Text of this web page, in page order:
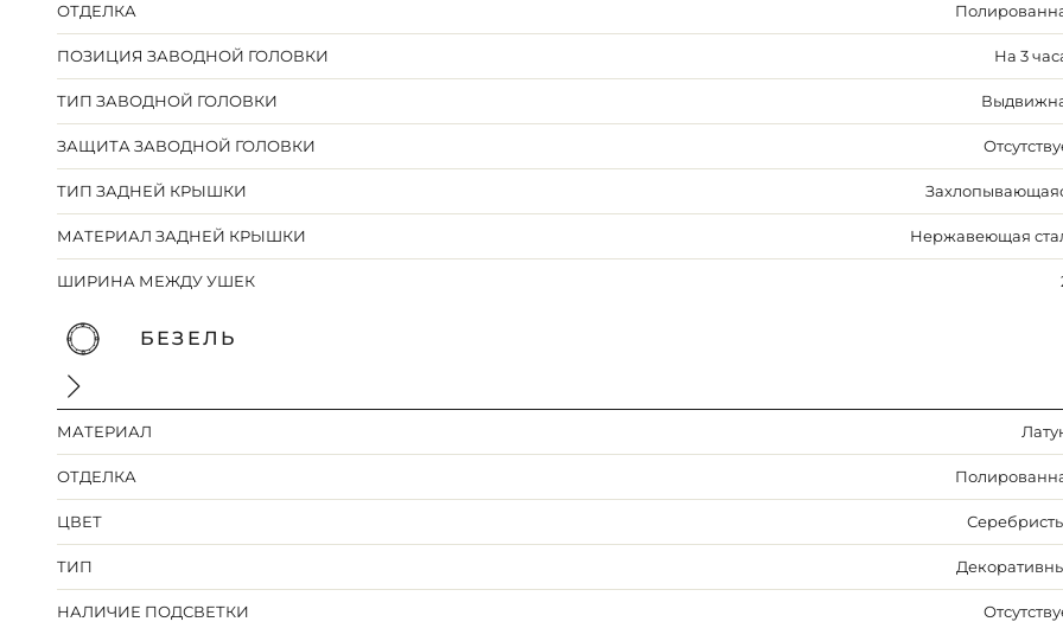
ОТДЕЛКА
ПОЗИЦИЯ ЗАВОДНОЙ ГОЛОВКИ На 3
ТИП ЗАВОДНОЙ ГОЛОВКИ
ЗАЩИТА ЗАВОДНОЙ ГОЛОВКИ
ТИП ЗАДНЕЙ КРЫШКИ
МАТЕРИАЛ ЗАДНЕЙ КРЫШКИ Нержавеющая
ШИРИНА МЕЖДУ УШЕК
БЕЗЕЛЬ
МАТЕРИАЛ
ОТДЕЛКА
ЦВЕТ
ТИП
НАЛИЧИЕ ПОДСВЕТКИ